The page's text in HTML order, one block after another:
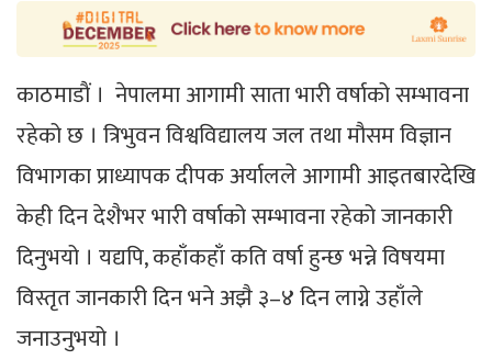
काठमाडाैं । नेपालमा आगामी साता भारी वर्षाको सम्भावना
रहेको छ । त्रिभुवन विश्वविद्यालय जल तथा मौसम विज्ञान
विभागका प्राध्यापक दीपक अर्यालले आगामी आइतबारदेखि
केही दिन देशैभर भारी वर्षाको सम्भावना रहेको जानकारी
दिनुभयो । यद्यपि, कहाँकहाँ कति वर्षा हुन्छ भन्ने विषयमा
विस्तृत जानकारी दिन भने अझै ३–४ दिन लाग्ने उहाँले
जनाउनुभयो ।